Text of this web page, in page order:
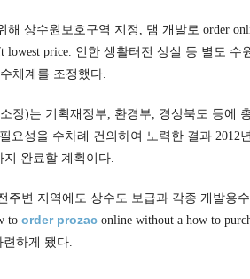
상수원보호구역 지정, 댐 개발로 order
lowest price. 인한 생활터전 상실 등 별도
체계를 조정했다.
장)는 기획재정부, 환경부, 경상북도 등에
요성을 수차례 건의하여 노력한 결과 2012
지 완료할 계획이다.
주변 지역에도 상수도 보급과 각종 개발용
to order prozac online without a how to
련하게 됐다.